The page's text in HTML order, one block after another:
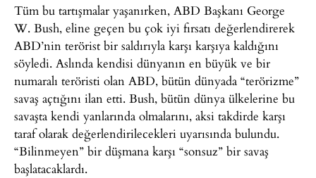
Tüm bu tartışmalar yaşanırken, ABD Başkanı George
W. Bush, eline geçen bu çok iyi fırsatı değerlendirerek
ABD’nin terörist bir saldırıyla karşı karşıya kaldığını
söyledi. Aslında kendisi dünyanın en büyük ve bir
numaralı teröristi olan ABD, bütün dünyada “terörizme”
savaş açtığını ilan etti. Bush, bütün dünya ülkelerine bu
savaşta kendi yanlarında olmalarını, aksi takdirde karşı
taraf olarak değerlendirilecekleri uyarısında bulundu.
“Bilinmeyen” bir düşmana karşı “sonsuz” bir savaş
başlatacaklardı.